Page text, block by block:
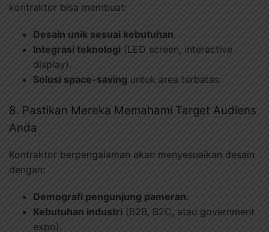
kontraktor bisa membuat:
Desain unik sesuai kebutuhan.
Integrasi teknologi (LED screen, interactive
display).
Solusi space-saving untuk area terbatas.
8. Pastikan Mereka Memahami Target Audiens
Anda
Kontraktor berpengalaman akan menyesuaikan desain
dengan:
Demografi pengunjung pameran.
Kebutuhan industri (B2B, B2C, atau government
expo).